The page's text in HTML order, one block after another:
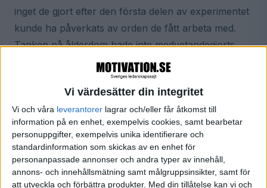
Vi värdesätter din integritet
Vi och våra leverantorer lagrar och/eller får åtkomst till
information på en enhet, exempelvis cookies, samt bearbetar
personuppgifter, exempelvis unika identifierare och
standardinformation som skickas av en enhet för
personanpassade annonser och andra typer av innehåll,
annons- och innehållsmätning samt målgruppsinsikter, samt för
att utveckla och förbättra produkter. Med din tillåtelse kan vi och
inget de gjort efter den första delen av experimentet
kunde ha påverkats av orden de fått arbeta med.
Tanken på ålderdom hade inte medvetandegjorts
hos dem, men deras beteende påverkades ändå.
Detta märkliga prajmingfenomen, att en tanke kan
påverka en handling, kallas idémotorisk effekt.
När jag först kom i kontakt med mental träning,
genom vår svenske nestor Lars-Eric Uneståhls
program, skulle jag göra en idémotorisk övning. Jag
trodde föga på att jag, som instruktionen föreskrev,